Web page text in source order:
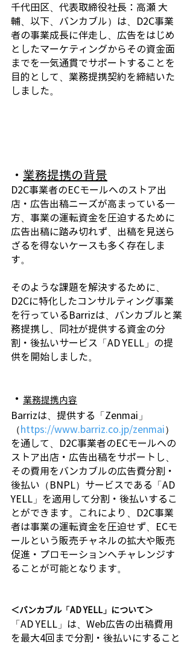
千代田区、代表取締役社長：高瀬 大
輔、以下、バンカブル）は、D2C事業
者の事業成長に伴走し、広告をはじめ
としたマーケティングからその資金面
までを一気通貫でサポートすることを
目的として、業務提携契約を締結いた
しました。
・ 業務提携の背景
D2C事業者のECモールへのストア出
店・広告出稿ニーズが高まっている一
方、事業の運転資金を圧迫するために
広告出稿に踏み切れず、出稿を見送ら
ざるを得ないケースも多く存在しま
す。
そのような課題を解決するために、
D2Cに特化したコンサルティング事業
を行っているBarrizは、バンカブルと業
務提携し、同社が提供する資金の分
割・後払いサービス「AD YELL」の提
供を開始しました。
・ 業務提携内容
Barrizは、提供する「Zenmai」
（ https://www.barriz.co.jp/zenmai）
を通して、D2C事業者のECモールへの
ストア出店・広告出稿をサポートし、
その費用をバンカブルの広告費分割・
後払い（BNPL）サービスである「AD
YELL」を適用して分割・後払いするこ
とができます。これにより、D2C事業
者は事業の運転資金を圧迫せず、ECモ
ールという販売チャネルの拡大や販売
促進・プロモーションへチャレンジす
ることが可能となります。
＜​バンカブル「AD YELL」について＞
「AD YELL」は、Web広告の出稿費用
を最大4回まで分割・後払いにすること